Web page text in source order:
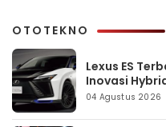
OTOTEKNO
Lexus ES
Inovasi
04 Agustus 2026